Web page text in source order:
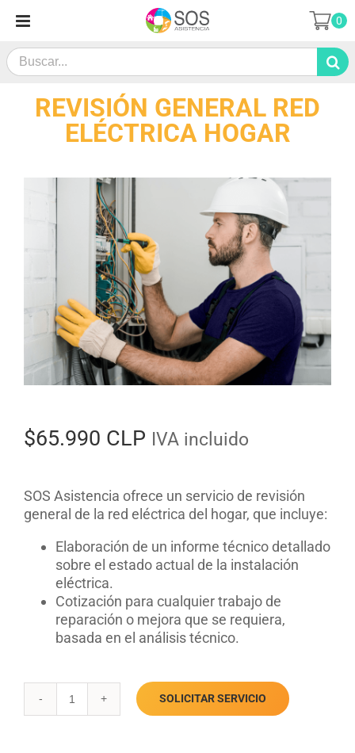
contenido
Search
for:
0
REVISIÓN GENERAL RED
ELÉCTRICA HOGAR
$65.990 CLP IVA incluido
SOS Asistencia ofrece un servicio de revisión
general de la red eléctrica del hogar, que incluye:
Elaboración de un informe técnico detallado
sobre el estado actual de la instalación
eléctrica.
Cotización para cualquier trabajo de
reparación o mejora que se requiera,
basada en el análisis técnico.
Revisión
SOLICITAR SERVICIO